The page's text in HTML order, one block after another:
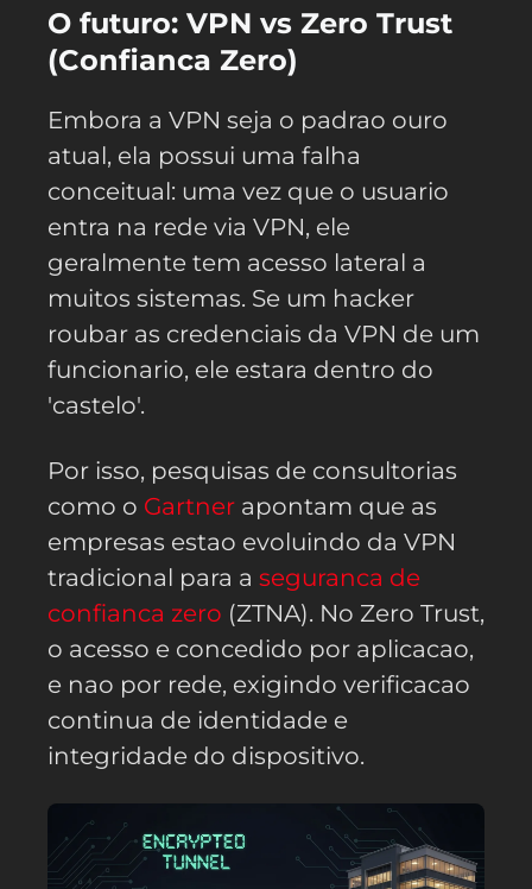
O futuro: VPN vs Zero Trust
(Confianca Zero)
Embora a VPN seja o padrao ouro
atual, ela possui uma falha
conceitual: uma vez que o usuario
entra na rede via VPN, ele
geralmente tem acesso lateral a
muitos sistemas. Se um hacker
roubar as credenciais da VPN de um
funcionario, ele estara dentro do
'castelo'.
Por isso, pesquisas de consultorias
como o Gartner apontam que as
empresas estao evoluindo da VPN
tradicional para a seguranca de
confianca zero (ZTNA). No Zero Trust,
o acesso e concedido por aplicacao,
e nao por rede, exigindo verificacao
continua de identidade e
integridade do dispositivo.